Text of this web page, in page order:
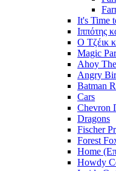
It's Time
Ιππότης
Ο Τζέικ
Magic
Ahoy
Angry
Batman
Cars
Chevron
Dragons
Fischer
Forest
Home
Howdy